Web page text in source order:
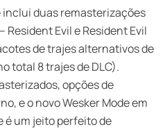
inclui duas remasterizações
Resident Evil e Resident Evil
de trajes alternativos de
total 8 trajes de DLC).
opções de
e o novo Wesker Mode em
é um jeito perfeito de